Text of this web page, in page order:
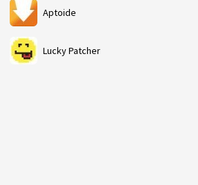
Aptoide
Lucky Patcher